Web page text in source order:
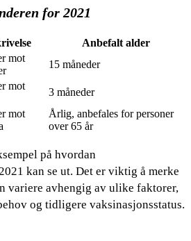
for 2021
Anbefalt alder
mot
15 måneder
mot
3 måneder
mot
Årlig, anbefales for personer
over 65 år
på hvordan
kan se ut. Det er viktig å merke
variere avhengig av ulike faktorer,
og tidligere vaksinasjonsstatus.